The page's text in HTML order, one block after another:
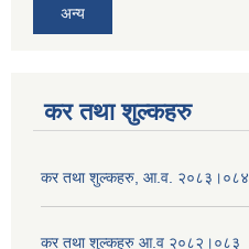
अन्य
कर तथा शुल्कहरु
कर तथा शुल्कहरु, आ.व. २०८३।०८४
कर तथा शुल्कहरु आ.व २०८२।०८३